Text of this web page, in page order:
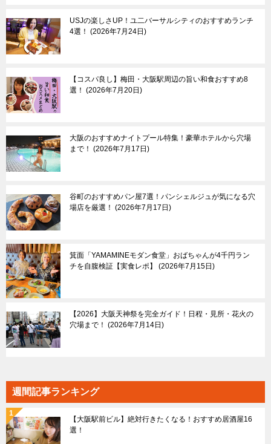
USJの楽しさUP！ユ二バーサルシティのおすすめランチ
4選！
2026年7月24日
【コスパ良し】梅田・大阪駅周辺の旨い和食おすすめ8
選！
2026年7月20日
大阪のおすすめナイトプール特集！豪華ホテルから穴場
まで！
2026年7月17日
谷町のおすすめパン屋7選！パンシェルジュが気になる穴
場店を厳選！
2026年7月17日
箕面「YAMAMINEモダン食堂」おばちゃんが4千円ラン
チを自腹検証【実食レポ】
2026年7月15日
【2026】大阪天神祭を完全ガイド！日程・見所・花火の
穴場まで！
2026年7月14日
週間記事ランキング
【大阪駅前ビル】絶対行きたくなる！おすすめ居酒屋16
選！